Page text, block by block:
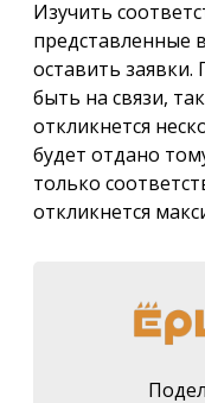
Изучить
представленные
оставить заявки.
быть на связи,
откликнется
будет отдано
только
откликнется